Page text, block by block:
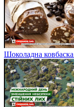
Шоколадна